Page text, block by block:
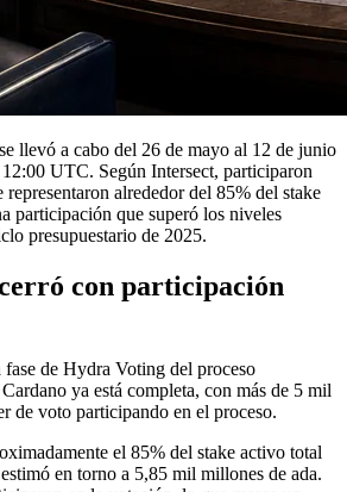
llevó a cabo del 26 de mayo al 12 de junio
UTC. Según Intersect, participaron
representaron alrededor del 85% del stake
participación que superó los niveles
presupuestario de 2025.
con participación
de Hydra Voting del proceso
ya está completa, con más de 5 mil
de voto participando en el proceso.
el 85% del stake activo total
en torno a 5,85 mil millones de ada.